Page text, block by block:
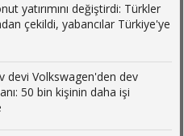
yatırımını değiştirdi: Türkler
çekildi, yabancılar Türkiye'ye
devi Volkswagen'den dev
50 bin kişinin daha işi